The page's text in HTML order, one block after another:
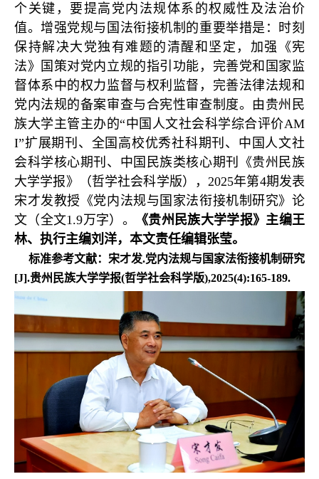
个关键，要提高党内法规体系的权威性及法治价
值。增强党规与国法衔接机制的重要举措是：时刻
保持解决大党独有难题的清醒和坚定，加强《宪
法》国策对党内立规的指引功能，完善党和国家监
督体系中的权力监督与权利监督，完善法律法规和
党内法规的备案审查与合宪性审查制度。由贵州民
族大学主管主办的“中国人文社会科学综合评价AM
I”扩展期刊、全国高校优秀社科期刊、中国人文社
会科学核心期刊、中国民族类核心期刊《贵州民族
大学学报》（哲学社会科学版），2025年第4期发表
宋才发教授《党内法规与国家法衔接机制研究》论
文（全文1.9万字）。
《贵州民族大学学报》主编王
林、执行主编刘洋，本文责任编辑张莹。
标准参考文献：宋才发.党内法规与国家法衔接机制研究
[J].贵州民族大学学报(哲学社会科学版),2025(4):165-189.